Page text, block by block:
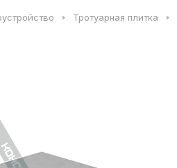
Тротуарная плитка